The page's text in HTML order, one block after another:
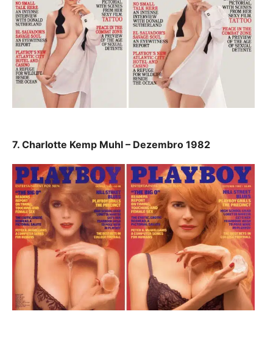
7. Charlotte Kemp Muhl – Dezembro 1982